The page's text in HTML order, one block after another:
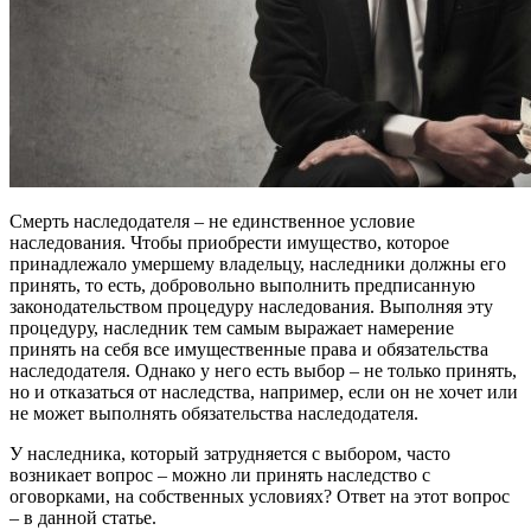
Смерть наследодателя – не единственное условие
наследования. Чтобы приобрести имущество, которое
принадлежало умершему владельцу, наследники должны его
принять, то есть, добровольно выполнить предписанную
законодательством процедуру наследования. Выполняя эту
процедуру, наследник тем самым выражает намерение
принять на себя все имущественные права и обязательства
наследодателя. Однако у него есть выбор – не только принять,
но и отказаться от наследства, например, если он не хочет или
не может выполнять обязательства наследодателя.
У наследника, который затрудняется с выбором, часто
возникает вопрос – можно ли принять наследство с
оговорками, на собственных условиях? Ответ на этот вопрос
– в данной статье.